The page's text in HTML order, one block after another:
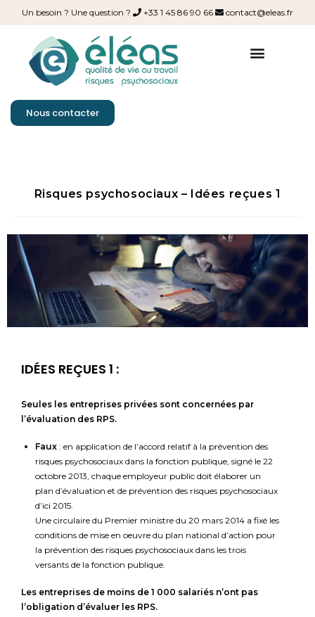
Un besoin ? Une question ? +33 1 45 86 90 66 contact@eleas.fr
Nous contacter
Risques psychosociaux – Idées reçues 1
IDÉES REÇUES 1 :
Seules les entreprises privées sont concernées par
l’évaluation des RPS.
Faux : en application de l’accord relatif à la prévention des
risques psychosociaux dans la fonction publique, signé le 22
octobre 2013, chaque employeur public doit élaborer un
plan d’évaluation et de prévention des risques psychosociaux
d’ici 2015.
Une circulaire du Premier ministre du 20 mars 2014 a fixé les
conditions de mise en oeuvre du plan national d’action pour
la prévention des risques psychosociaux dans les trois
versants de la fonction publique.
Les entreprises de moins de 1 000 salariés n’ont pas
l’obligation d’évaluer les RPS.